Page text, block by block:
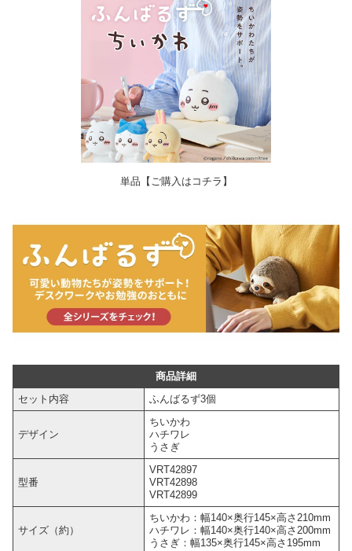
単品【ご購入はコチラ】
商品詳細
セット内容
ふんばるず3個
デザイン
ちいかわ
ハチワレ
うさぎ
型番
VRT42897
VRT42898
VRT42899
サイズ（約）
ちいかわ：幅140×奥行145×高さ210mm
ハチワレ：幅140×奥行140×高さ200mm
うさぎ：幅135×奥行145×高さ195mm